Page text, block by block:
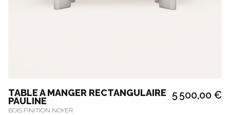
TABLE A MANGER RECTANGULAIRE
PAULINE
BOIS FINITION NOYER
5 500,00 €